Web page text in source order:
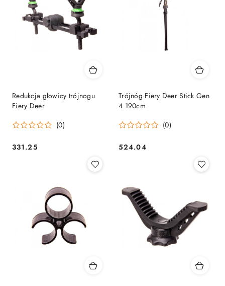
Redukcja głowicy trójnogu
Fiery Deer
(0)
Cena:
331.25
Trójnóg Fiery Deer Stick Gen
4 190cm
(0)
Cena:
524.04